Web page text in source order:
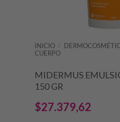
INICIO /
CUERPO
MIDERMUS
150 GR
$27.379,62